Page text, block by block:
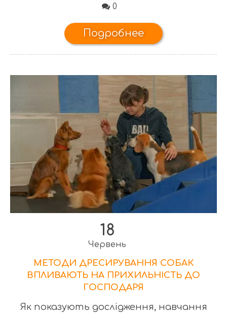
0
Подробнее
18
Червень
МЕТОДИ ДРЕСИРУВАННЯ СОБАК
ВПЛИВАЮТЬ НА ПРИХИЛЬНІСТЬ ДО
ГОСПОДАРЯ
Як показують дослідження, навчання